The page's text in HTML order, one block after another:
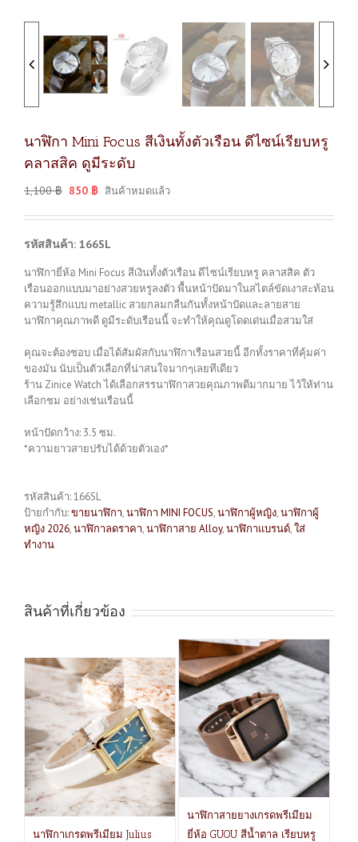
นาฬิกา Mini Focus สีเงินทั้งตัวเรือน ดีไซน์เรียบหรู
คลาสสิค ดูมีระดับ
1,100฿ 850 ฿ สินค้าหมดแล้ว
รหัสสินค้า: 166SL
นาฬิกายี่ห้อ Mini Focus สีเงินทั้งตัวเรือน ดีไซน์เรียบหรู คลาสสิค ตัว
เรือนออกแบบมาอย่างสวยหรูลงตัว พื้นหน้าปัดมาในสไตล์ขัดเงาสะท้อน
ความรู้สึกแบบ metallic สวยกลมกลืนกันทั้งหน้าปัดและลายสาย
นาฬิกาคุณภาพดี ดูมีระดับเรือนนี้ จะทำให้คุณดูโดดเด่นเมื่อสวมใส่
คุณจะต้องชอบ เมื่อได้สัมผัสกับนาฬิกาเรือนสวยนี้ อีกทั้งราคาที่คุ้มค่า
ของมัน นับเป็นตัวเลือกที่น่าสนใจมากๆเลยทีเดียว
ร้าน Zinice Watch ได้เลือกสรรนาฬิกาสวยคุณภาพดีมากมาย ไว้ให้ท่าน
เลือกชม อย่างเช่นเรือนนี้
หน้าปัดกว้าง: 3.5 ซม.
*ความยาวสายปรับได้ด้วยตัวเอง*
รหัสสินค้า:166SL
ป้ายกำกับ:ขายนาฬิกา,นาฬิกา MINI FOCUS,นาฬิกาผู้หญิง,นาฬิกาผู้
หญิง 2026,นาฬิกาลดราคา,นาฬิกาสาย Alloy,นาฬิกาแบรนด์,ใส่
ทำงาน
สินค้าที่เกี่ยวข้อง
นาฬิกาเกรดพรีเมียม Julius
นาฬิกาสายยางเกรดพรีเมียม
ยี่ห้อ GUOU สีน้ำตาล เรียบหรู